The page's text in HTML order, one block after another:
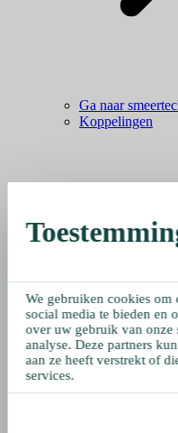
Ga naar
Koppelingen
We gebruiken cookies om
social media te bieden en
over uw gebruik van onze
analyse. Deze partners
aan ze heeft verstrekt of
services.